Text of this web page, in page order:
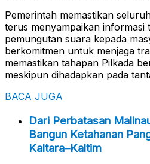
Pemerintah memastikan
terus menyampaikan informasi
pemungutan suara kepada
berkomitmen untuk menjaga
memastikan tahapan Pilkada
meskipun dihadapkan pada
BACA JUGA
Dari Perbatasan
Bangun Ketahanan
Kaltara–Kaltim